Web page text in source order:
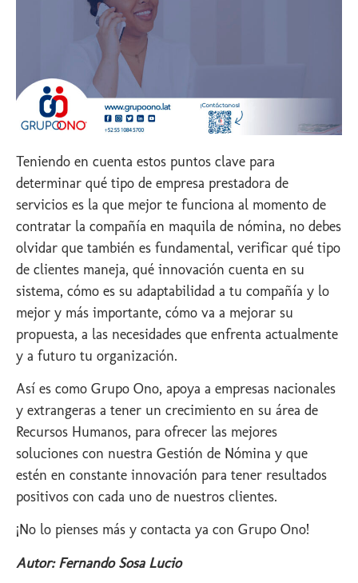
Teniendo en cuenta estos puntos clave para
determinar qué tipo de empresa prestadora de
servicios es la que mejor te funciona al momento de
contratar la compañía en maquila de nómina, no debes
olvidar que también es fundamental, verificar qué tipo
de clientes maneja, qué innovación cuenta en su
sistema, cómo es su adaptabilidad a tu compañía y lo
mejor y más importante, cómo va a mejorar su
propuesta, a las necesidades que enfrenta actualmente
y a futuro tu organización.
Así es como Grupo Ono, apoya a empresas nacionales
y extrangeras a tener un crecimiento en su área de
Recursos Humanos, para ofrecer las mejores
soluciones con nuestra Gestión de Nómina y que
estén en constante innovación para tener resultados
positivos con cada uno de nuestros clientes.
¡No lo pienses más y contacta ya con Grupo Ono!
Autor: Fernando Sosa Lucio